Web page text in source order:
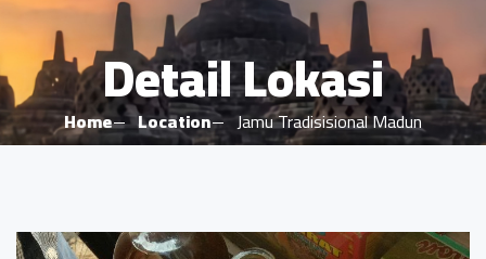
Detail Lokasi
Home Location Jamu Tradisisional Madun